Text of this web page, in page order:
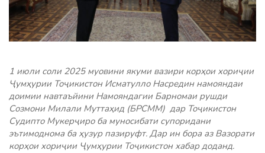
1 июли соли 2025 муовини якуми вазири корҳои хориҷии
Ҷумҳурии Тоҷикистон Исматулло Насредин намояндаи
доимии навтаъйини Намояндагии Барномаи рушди
Созмони Милали Муттаҳид (БРСММ) дар Тоҷикистон
Судипто Мукерҷиро ба муносибати супоридани
эътимоднома ба ҳузур пазируфт. Дар ин бора аз Вазорати
корҳои хориҷии Ҷумҳурии Тоҷикистон хабар доданд.